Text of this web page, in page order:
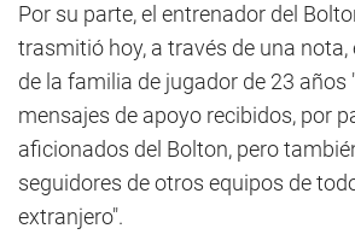
Por su parte, el entrenador del
trasmitió hoy, a través de una
de la familia de jugador de 23 años
mensajes de apoyo recibidos, por
aficionados del Bolton, pero
seguidores de otros equipos de
extranjero".